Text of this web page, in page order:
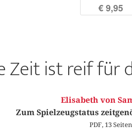
€ 9,95
Zeit ist reif für
Elisabeth von
Zum Spielzeugstatus
PDF, 13 Seiten